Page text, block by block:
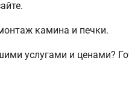
камина и печки.
услугами и ценами?